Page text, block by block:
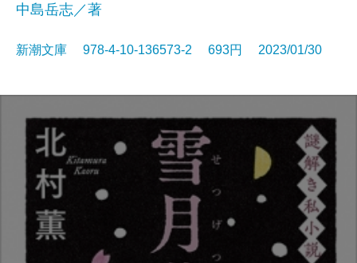
中島岳志／著
新潮文庫 978-4-10-136573-2 693円 2023/01/30